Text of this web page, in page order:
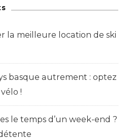
prochaines
à
Tahiti
la meilleure location de ski
basque autrement : optez
!
le temps d’un week-end ?